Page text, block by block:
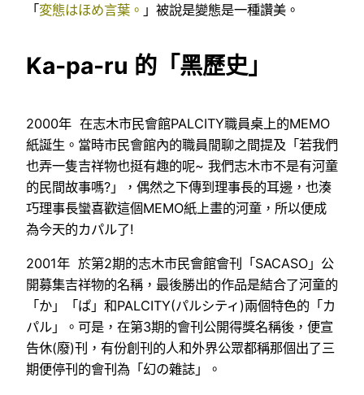
「変態はほめ言葉。 」被說是變態是一種讚美。
Ka-pa-ru 的「黑歷史」
2000年 在志木市民會館PALCITY職員桌上的MEMO
紙誕生。當時市民會館內的職員閒聊之間提及「若我們
也弄一隻吉祥物也挺有趣的呢~ 我們志木市不是有河童
的民間故事嗎?」，偶然之下傳到理事長的耳邊，也湊
巧理事長蠻喜歡這個MEMO紙上畫的河童，所以便成
為今天的カパル了!
2001年 於第2期的志木市民會館會刊「SACASO」公
開募集吉祥物的名稱，最後勝出的作品是結合了河童的
「か」「ぱ」和PALCITY(パルシティ)兩個特色的「カ
パル」。可是，在第3期的會刊公開得獎名稱後，便宣
告休(廢)刊，有份創刊的人和外界公眾都稱那個出了三
期便停刊的會刊為「幻の雜誌」。